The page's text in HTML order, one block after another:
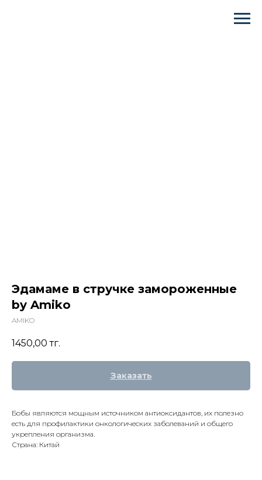
Эдамаме в стручке замороженные
by Amiko
AMIKO
1450,00 тг.
Заказать
Бобы являются мощным источником антиоксидантов, их полезно
есть для профилактики онкологических заболеваний и общего
укрепления организма.
Страна: Китай